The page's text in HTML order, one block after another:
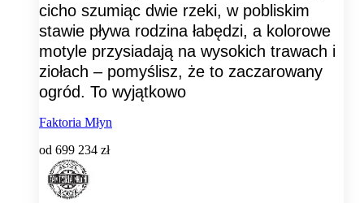
cicho szumiąc dwie rzeki, w pobliskim
stawie pływa rodzina łabędzi, a kolorowe
motyle przysiadają na wysokich trawach i
ziołach – pomyślisz, że to zaczarowany
ogród. To wyjątkowo
Faktoria Młyn
od 699 234 zł